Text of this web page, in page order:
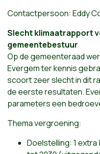
Contactpersoon: Eddy
Slecht klimaatrapport
gemeentebestuur
Op de gemeenteraad
Evergem ter kennis
scoort zeer slecht in dit
de eerste resultaten.
parameters een
Thema vergroening:
Doelstelling: 1